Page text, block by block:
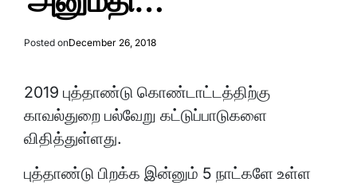
Posted onDecember 26, 2018
2019 புத்தாண்டு கொண்டாட்டத்திற்கு
காவல்துறை பல்வேறு கட்டுப்பாடுகளை
விதித்துள்ளது.
புத்தாண்டு பிறக்க இன்னும் 5 நாட்களே உள்ள